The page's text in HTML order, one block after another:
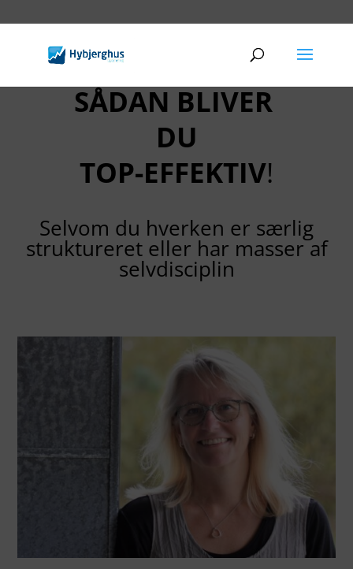
SÅDAN BLIVER
DU
TOP-EFFEKTIV!
Selvom du hverken er særlig
struktureret eller har masser af
selvdisciplin